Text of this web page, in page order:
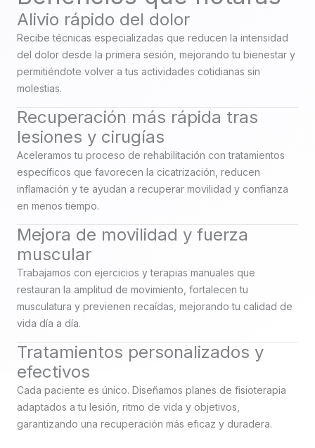
Alivio rápido del dolor
Recibe técnicas especializadas que reducen la intensidad
del dolor desde la primera sesión, mejorando tu bienestar y
permitiéndote volver a tus actividades cotidianas sin
molestias.
Recuperación más rápida tras
lesiones y cirugías
Aceleramos tu proceso de rehabilitación con tratamientos
específicos que favorecen la cicatrización, reducen
inflamación y te ayudan a recuperar movilidad y confianza
en menos tiempo.
Mejora de movilidad y fuerza
muscular
Trabajamos con ejercicios y terapias manuales que
restauran la amplitud de movimiento, fortalecen tu
musculatura y previenen recaídas, mejorando tu calidad de
vida día a día.
Tratamientos personalizados y
efectivos
Cada paciente es único. Diseñamos planes de fisioterapia
adaptados a tu lesión, ritmo de vida y objetivos,
garantizando una recuperación más eficaz y duradera.